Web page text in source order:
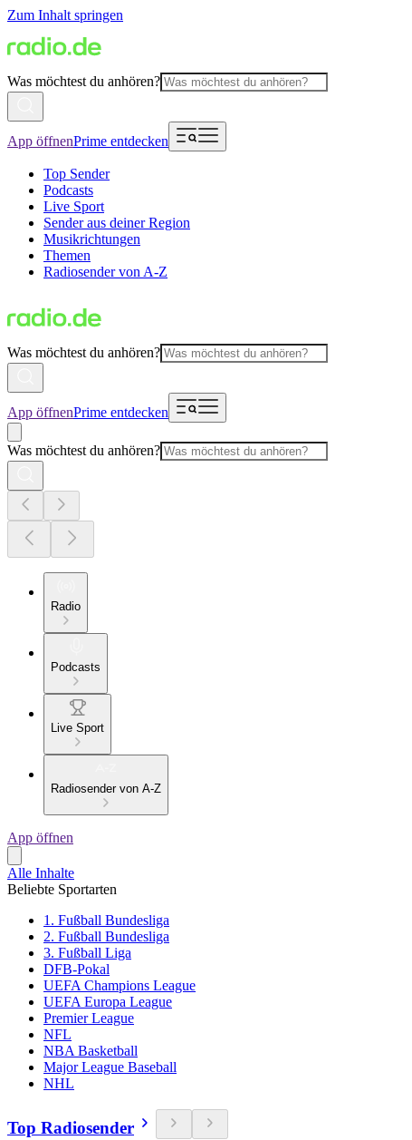
Zum Inhalt springen
Was möchtest du anhören?
App öffnenPrime entdecken
Top Sender
Podcasts
Live Sport
Sender aus deiner Region
Musikrichtungen
Themen
Radiosender von A-Z
Was möchtest du anhören?
App öffnenPrime entdecken
Was möchtest du anhören?
Radio
Podcasts
Live Sport
Radiosender von A-Z
App öffnen
Alle Inhalte
Beliebte Sportarten
1. Fußball Bundesliga
2. Fußball Bundesliga
3. Fußball Liga
DFB-Pokal
UEFA Champions League
UEFA Europa League
Premier League
NFL
NBA Basketball
Major League Baseball
NHL
Top Radiosender